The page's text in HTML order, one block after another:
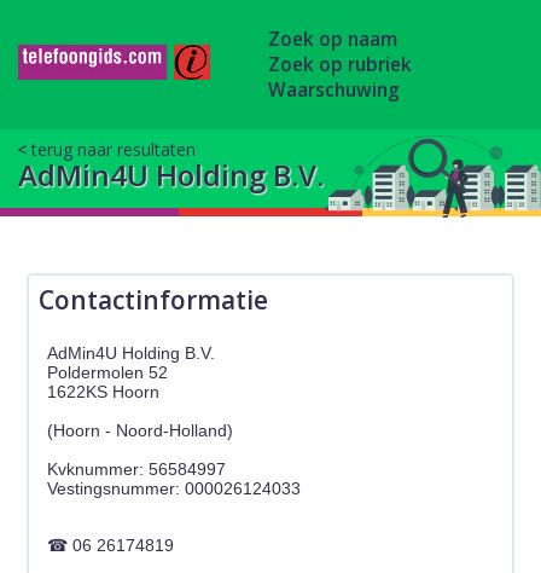
Zoek op naam
Zoek op rubriek
Waarschuwing
terug naar resultaten
AdMin4U Holding B.V.
Contactinformatie
AdMin4U Holding B.V.
Poldermolen 52
1622KS Hoorn
(Hoorn - Noord-Holland)
Kvknummer: 56584997
06 26174819